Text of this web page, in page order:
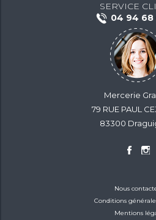
SERVICE
04 94 68
Mercerie
79 RUE PAUL
83300
Nous
Conditions
Mentions